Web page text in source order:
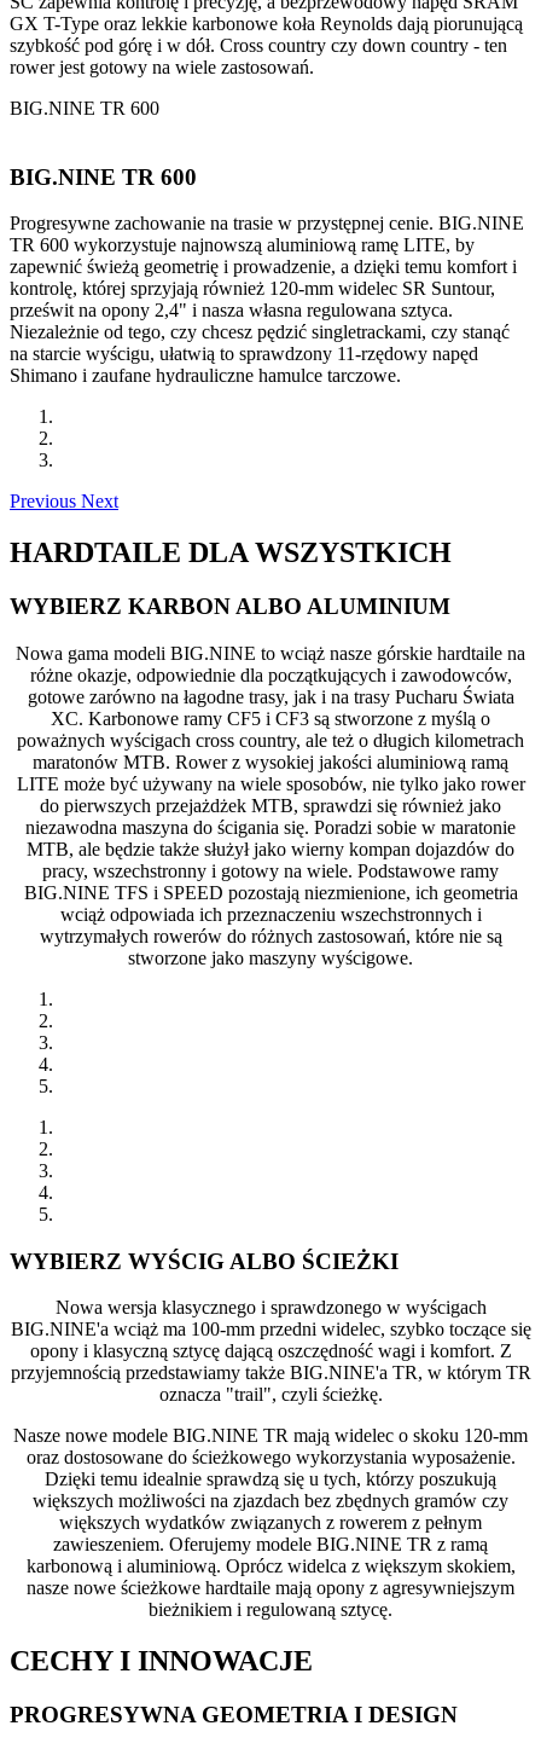
GX T-Type oraz lekkie karbonowe koła Reynolds dają piorunującą
szybkość pod górę i w dół. Cross country czy down country - ten
rower jest gotowy na wiele zastosowań.
BIG.NINE TR 600
BIG.NINE TR 600
Progresywne zachowanie na trasie w przystępnej cenie. BIG.NINE
TR 600 wykorzystuje najnowszą aluminiową ramę LITE, by
zapewnić świeżą geometrię i prowadzenie, a dzięki temu komfort i
kontrolę, której sprzyjają również 120-mm widelec SR Suntour,
prześwit na opony 2,4" i nasza własna regulowana sztyca.
Niezależnie od tego, czy chcesz pędzić singletrackami, czy stanąć
na starcie wyścigu, ułatwią to sprawdzony 11-rzędowy napęd
Shimano i zaufane hydrauliczne hamulce tarczowe.
Previous Next
HARDTAILE DLA WSZYSTKICH
WYBIERZ KARBON ALBO ALUMINIUM
Nowa gama modeli BIG.NINE to wciąż nasze górskie hardtaile na
różne okazje, odpowiednie dla początkujących i zawodowców,
gotowe zarówno na łagodne trasy, jak i na trasy Pucharu Świata
XC. Karbonowe ramy CF5 i CF3 są stworzone z myślą o
poważnych wyścigach cross country, ale też o długich kilometrach
maratonów MTB. Rower z wysokiej jakości aluminiową ramą
LITE może być używany na wiele sposobów, nie tylko jako rower
do pierwszych przejażdżek MTB, sprawdzi się również jako
niezawodna maszyna do ścigania się. Poradzi sobie w maratonie
MTB, ale będzie także służył jako wierny kompan dojazdów do
pracy, wszechstronny i gotowy na wiele. Podstawowe ramy
BIG.NINE TFS i SPEED pozostają niezmienione, ich geometria
wciąż odpowiada ich przeznaczeniu wszechstronnych i
wytrzymałych rowerów do różnych zastosowań, które nie są
stworzone jako maszyny wyścigowe.
WYBIERZ WYŚCIG ALBO ŚCIEŻKI
Nowa wersja klasycznego i sprawdzonego w wyścigach
BIG.NINE'a wciąż ma 100-mm przedni widelec, szybko toczące się
opony i klasyczną sztycę dającą oszczędność wagi i komfort. Z
przyjemnością przedstawiamy także BIG.NINE'a TR, w którym TR
oznacza "trail", czyli ścieżkę.
Nasze nowe modele BIG.NINE TR mają widelec o skoku 120-mm
oraz dostosowane do ścieżkowego wykorzystania wyposażenie.
Dzięki temu idealnie sprawdzą się u tych, którzy poszukują
większych możliwości na zjazdach bez zbędnych gramów czy
większych wydatków związanych z rowerem z pełnym
zawieszeniem. Oferujemy modele BIG.NINE TR z ramą
karbonową i aluminiową. Oprócz widelca z większym skokiem,
nasze nowe ścieżkowe hardtaile mają opony z agresywniejszym
bieżnikiem i regulowaną sztycę.
CECHY I INNOWACJE
PROGRESYWNA GEOMETRIA I DESIGN